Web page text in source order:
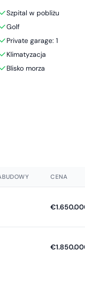
Szpital w pobliżu
Golf
Private garage: 1
Klimatyzacja
Blisko morza
CENA